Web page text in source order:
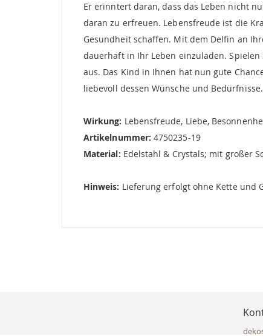
Er erinntert daran, dass das Leben nicht
daran zu erfreuen. Lebensfreude ist die
Gesundheit schaffen. Mit dem Delfin an
dauerhaft in Ihr Leben einzuladen.
aus. Das Kind in Ihnen hat nun gute
liebevoll dessen Wünsche und Bedürfnisse.
Wirkung: Lebensfreude, Liebe,
Artikelnummer: 4750235-19
Material: Edelstahl & Crystals; mit großer
Hinweis: Lieferung erfolgt ohne Kette und